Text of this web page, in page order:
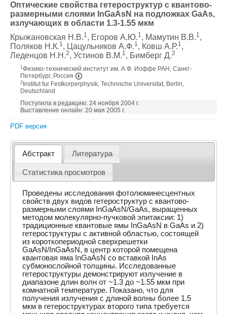
Оптические свойства гетероструктур с квантово-
размерными слоями InGaAsN на подложках GaAs,
излучающих в области 1.3-1.55 мкм
Крыжановская Н.В.1, Егоров А.Ю.1, Мамутин В.В.1,
Поляков Н.К.1, Цацульников А.Ф.1, Ковш А.Р.1,
Леденцов Н.Н.2, Устинов В.М.1, Бимберг Д.2
1 Физико-технический институт им. А.Ф. Иоффе РАН, Санкт-
Петербург, Россия
2 Institut fur Festkorperphysik, Technische Universitat, Berlin,
Deutschland
Поступила в редакцию: 24 ноября 2004 г.
Выставление онлайн: 20 мая 2005 г.
PDF версия
Абстракт Литература
Статистика просмотров
Проведены исследования фотолюминесцентных
свойств двух видов гетероструктур с квантово-
размерными слоями InGaAsN/GaAs, выращенных
методом молекулярно-пучковой эпитаксии: 1)
традиционные квантовые ямы InGaAsN в GaAs и 2)
гетероструктуры с активной областью, состоящей
из короткопериодной сверхрешетки
GaAsN/InGaAsN, в центр которой помещена
квантовая яма InGaAsN со вставкой InAs
субмонослойной толщины. Исследованные
гетероструктуры демонстрируют излучение в
диапазоне длин волн от ~1.3 до ~1.55 мкм при
комнатной температуре. Показано, что для
получения излучения с длиной волны более 1.5
мкм в гетероструктурах второго типа требуется